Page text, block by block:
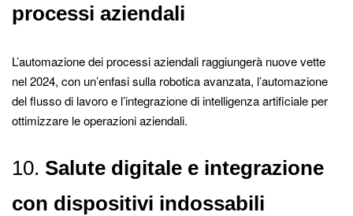
processi aziendali
L’automazione dei processi aziendali raggiungerà nuove vette
nel 2024, con un’enfasi sulla robotica avanzata, l’automazione
del flusso di lavoro e l’integrazione di intelligenza artificiale per
ottimizzare le operazioni aziendali.
10. Salute digitale e integrazione
con dispositivi indossabili